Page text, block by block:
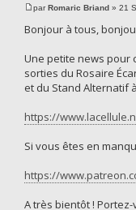
parRomaric Briand » 21
Bonjour à tous,
Une petite news pour
sorties du Rosaire
et du Stand Alternatif
https://
Si vous êtes en
https://
A très bientôt !